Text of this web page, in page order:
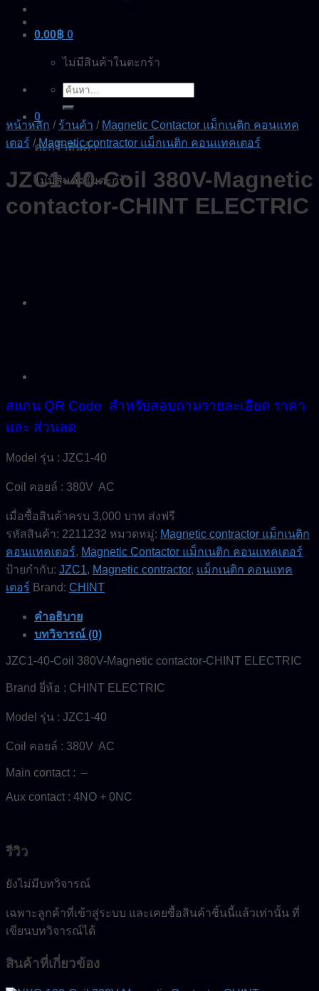
0.00฿ 0
ไม่มีสินค้าในตะกร้า
ค้นหา:
0
ตะกร้าสินค้า
ไม่มีสินค้าในตะกร้า
หน้าหลัก / ร้านค้า / Magnetic Contactor แม็กเนติก คอนแทค
เตอร์ / Magnetic contractor แม็กเนติก คอนแทคเตอร์
JZC1-40-Coil 380V-Magnetic
contactor-CHINT ELECTRIC
สแกน QR Code สำหรับสอบถามรายละเอียด ราคา
และ ส่วนลด
Model รุ่น : JZC1-40
Coil คอยล์ : 380V AC
เมื่อซื้อสินค้าครบ 3,000 บาท ส่งฟรี
รหัสสินค้า: 2211232 หมวดหมู่: Magnetic contractor แม็กเนติก
คอนแทคเตอร์, Magnetic Contactor แม็กเนติก คอนแทคเตอร์
ป้ายกำกับ: JZC1, Magnetic contractor, แม็กเนติก คอนแทค
เตอร์ Brand: CHINT
คำอธิบาย
บทวิจารณ์ (0)
JZC1-40-Coil 380V-Magnetic contactor-CHINT ELECTRIC
Brand ยี่ห้อ : CHINT ELECTRIC
Model รุ่น : JZC1-40
Coil คอยล์ : 380V AC
Main contact : –
Aux contact : 4NO + 0NC
รีวิว
ยังไม่มีบทวิจารณ์
เฉพาะลูกค้าที่เข้าสู่ระบบ และเคยซื้อสินค้าชิ้นนี้แล้วเท่านั้น ที่
เขียนบทวิจารณ์ได้
สินค้าที่เกี่ยวข้อง